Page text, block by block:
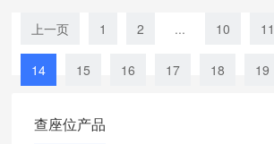
上一页 1 2 ... 10 11
14 15 16 17 18 19
查座位产品